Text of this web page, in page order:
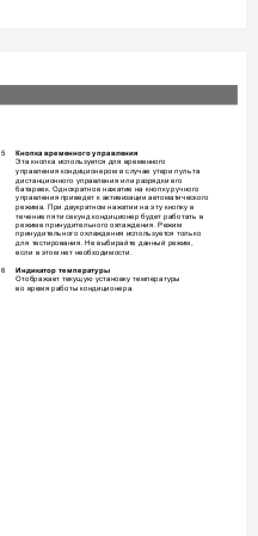
5 Кнопка временного управления
Эта кнопка используется для временного
управления кондиционером в случае утери пульта
дистанционного управления или разрядки его
батареек. Однократное нажатие на кнопкуручного
управления приведет к активизации автоматического
режима При двукратном нажатии на эту кнопку в
течение пяти секунд кондиционер будет работать в
режиме принудительного охлаждения. Режим
принудительного охлаждения используется только
для тестирования. Не выбирайте данный режим,
если в этом нет необходимости
6 Индикатор температуры
Отображает текущую установку температуры
во время работы кондиционера.